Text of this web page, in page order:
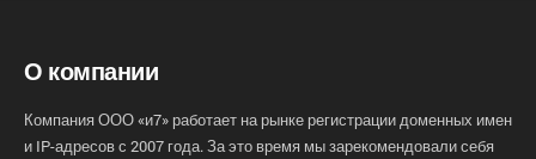
О компании
Компания ООО «и7» работает на рынке регистрации доменных имен
и IP-адресов с 2007 года. За это время мы зарекомендовали себя